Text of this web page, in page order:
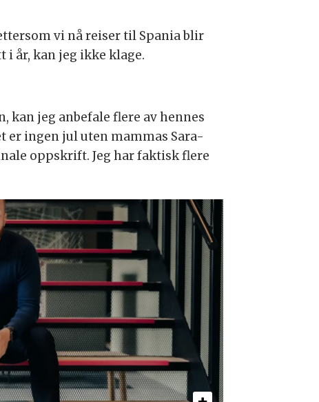
vi nå reiser til Spania blir
i år, kan jeg ikke klage.
kan jeg anbefale flere av hennes
er ingen jul uten mammas Sara-
oppskrift. Jeg har faktisk flere